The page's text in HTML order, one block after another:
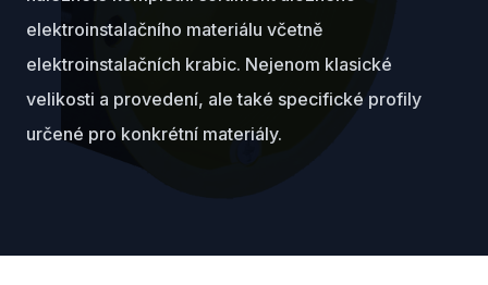
elektroinstalačního materiálu včetně
elektroinstalačních krabic. Nejenom klasické
velikosti a provedení, ale také specifické profily
určené pro konkrétní materiály.